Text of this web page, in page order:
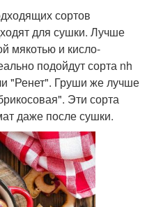
сортов
для сушки. Лучше
мякотью и кисло-
подойдут сорта nh
"Ренет". Груши же лучше
Эти сорта
даже после сушки.